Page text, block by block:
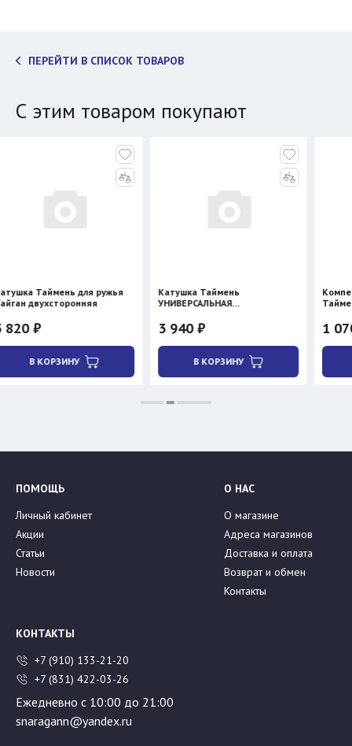
ПЕРЕЙТИ В СПИСОК ТОВАРОВ
С этим товаром покупают
для ружья
Катушка Таймень
УНИВЕРСАЛЬНАЯ
Компенсатор
ПОМОЩЬ
Личный кабинет
Акции
Статьи
Новости
О НАС
О магазине
Адреса магазинов
Доставка и оплата
Возврат и обмен
Контакты
КОНТАКТЫ
+7 (910) 133-21-20
+7 (831) 422-03-26
Ежедневно с 10:00 до 21:00
snaragann@yandex.ru